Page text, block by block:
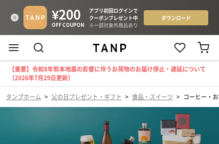
【重要】令和8年熊本地震の影響に伴うお荷物のお届け停止・遅延について
（2026年7月29日更新）
タンプホーム > 父の日プレゼント・ギフト > 食品・スイーツ > コーヒー・